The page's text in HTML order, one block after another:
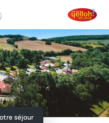
séjour